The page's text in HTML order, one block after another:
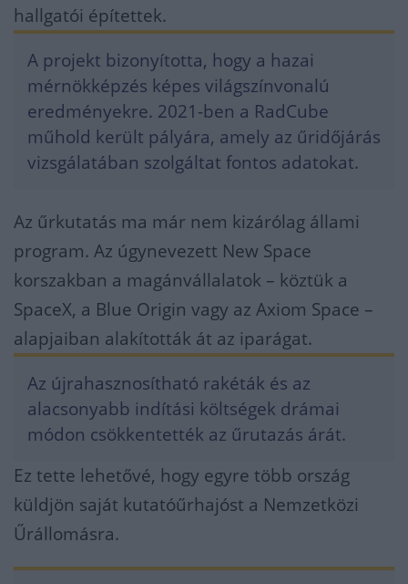
hallgatói építettek.
A projekt bizonyította, hogy a hazai
mérnökképzés képes világszínvonalú
eredményekre. 2021-ben a RadCube
műhold került pályára, amely az űridőjárás
vizsgálatában szolgáltat fontos adatokat.
Az űrkutatás ma már nem kizárólag állami
program. Az úgynevezett New Space
korszakban a magánvállalatok – köztük a
SpaceX, a Blue Origin vagy az Axiom Space –
alapjaiban alakították át az iparágat.
Az újrahasznosítható rakéták és az
alacsonyabb indítási költségek drámai
módon csökkentették az űrutazás árát.
Ez tette lehetővé, hogy egyre több ország
küldjön saját kutatóűrhajóst a Nemzetközi
Űrállomásra.